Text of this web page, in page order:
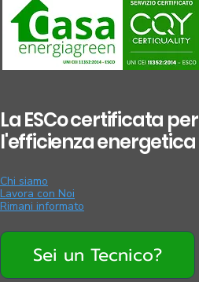
La ESCo certificata per
l'efficienza energetica
Chi siamo
Lavora con Noi
Rimani informato
Sei un Tecnico?